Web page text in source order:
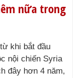
nữa trong
khi bắt đầu
nội chiến Syria
đây hơn 4 năm,